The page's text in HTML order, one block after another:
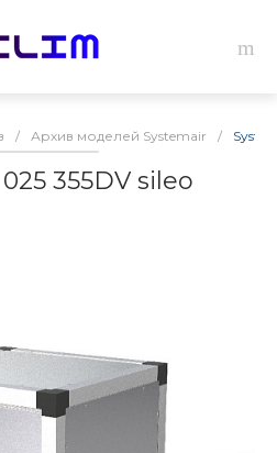
/ Архив моделей Systemair /
355DV sileo